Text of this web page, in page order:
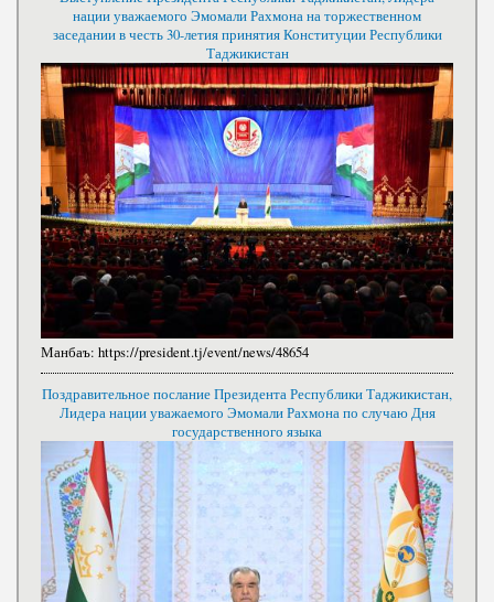
нации уважаемого Эмомали Рахмона на торжественном
заседании в честь 30-летия принятия Конституции Республики
Таджикистан
Манбаъ: https://president.tj/event/news/48654
Поздравительное послание Президента Республики Таджикистан,
Лидера нации уважаемого Эмомали Рахмона по случаю Дня
государственного языка